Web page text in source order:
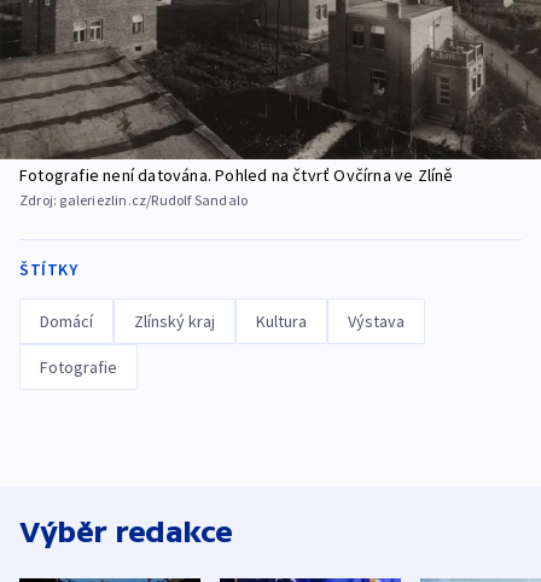
Fotografie není datována. Pohled na čtvrť Ovčírna ve Zlíně
Zdroj: galeriezlin.cz/Rudolf Sandalo
ŠTÍTKY
Domácí Zlínský kraj Kultura Výstava
Fotografie
Výběr redakce